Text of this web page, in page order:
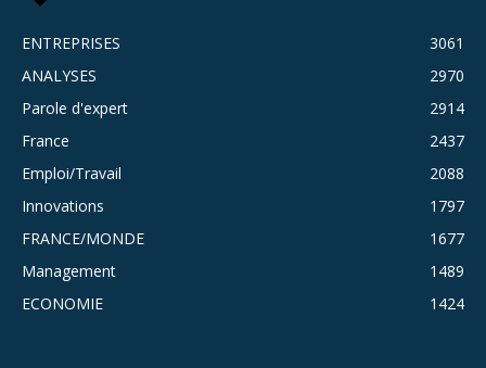
ENTREPRISES
3061
ANALYSES
2970
Parole d'expert
2914
France
2437
Emploi/Travail
2088
Innovations
1797
FRANCE/MONDE
1677
Management
1489
ECONOMIE
1424